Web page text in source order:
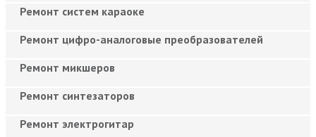
Ремонт систем караоке
Ремонт цифро-аналоговые преобразователей
Ремонт микшеров
Ремонт синтезаторов
Ремонт электрогитар